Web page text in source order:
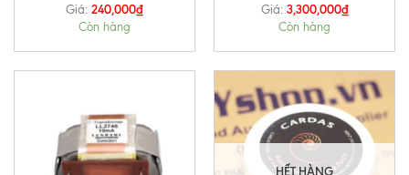
Giá: 240,000₫
Còn hàng
Giá: 3,300,000₫
Còn hàng
HẾT HÀNG